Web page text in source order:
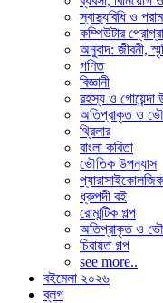
স্বাস্থ্যবিধি ও
কম্পিউটার
অনুবাদ: জীবনী,
গণিত
বিজ্ঞানী
রহস্য ও গোয়েন্দা
অতিপ্রাকৃত ও
থ্রিলার
বাংলা কবিতা
ভৌতিক উপন্যাস
ধ্রুপদী বই
রোমান্টিক গল্প
অতিপ্রাকৃত ও
চিরায়ত গল্প
see more..
বইমেলা ২০২৬
ব্লগ